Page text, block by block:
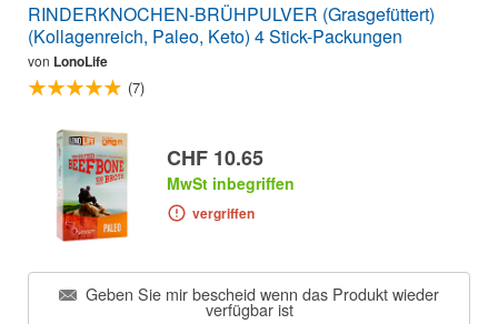
RINDERKNOCHEN-BRÜHPULVER (Grasgefüttert)
(Kollagenreich, Paleo, Keto) 4 Stick-Packungen
von LonoLife
(7)
CHF 10.65
MwSt inbegriffen
vergriffen
Geben Sie mir bescheid wenn das Produkt wieder
verfügbar ist